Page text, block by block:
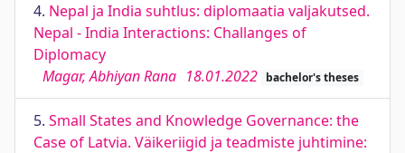
4. Nepal ja India suhtlus: diplomaatia valjakutsed.
Nepal - India Interactions: Challanges of
Diplomacy
Magar, Abhiyan Rana 18.01.2022 bachelor's theses
5. Small States and Knowledge Governance: the
Case of Latvia. Väikeriigid ja teadmiste juhtimine: